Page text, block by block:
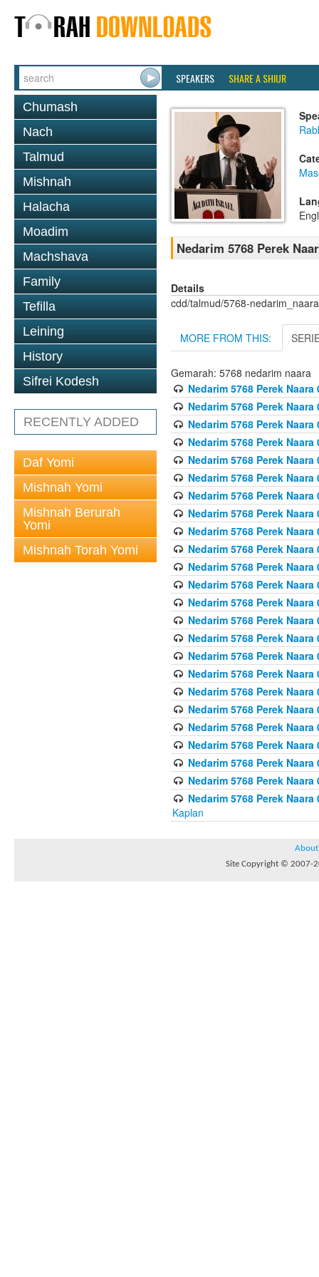
SPEAKERS SHARE A SHIUR
Chumash
Nach
Talmud
Mishnah
Halacha
Moadim
Machshava
Family
Tefilla
Leining
History
Sifrei Kodesh
RECENTLY ADDED
Daf Yomi
Mishnah Yomi
Mishnah Berurah
Yomi
Mishnah Torah Yomi
Nedarim 5768 Perek
Details
cdd/talmud/5768-
MORE FROM THIS:
Gemarah: 5768 nedarim naara
Nedarim 5768 Perek Naara
Nedarim 5768 Perek Naara
Nedarim 5768 Perek Naara
Nedarim 5768 Perek Naara
Nedarim 5768 Perek Naara
Nedarim 5768 Perek Naara
Nedarim 5768 Perek Naara
Nedarim 5768 Perek Naara
Nedarim 5768 Perek Naara
Nedarim 5768 Perek Naara
Nedarim 5768 Perek Naara
Nedarim 5768 Perek Naara
Nedarim 5768 Perek Naara
Nedarim 5768 Perek Naara
Nedarim 5768 Perek Naara
Nedarim 5768 Perek Naara
Nedarim 5768 Perek Naara
Nedarim 5768 Perek Naara
Nedarim 5768 Perek Naara
Nedarim 5768 Perek
Nedarim 5768 Perek Naara
Nedarim 5768 Perek Naara
Nedarim 5768 Perek Naara
Nedarim 5768 Perek
Kaplan
About
Site Copyright © 2007-